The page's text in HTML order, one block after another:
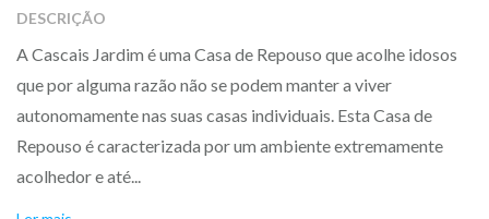
DESCRIÇÃO
A Cascais Jardim é uma Casa de Repouso que acolhe idosos
que por alguma razão não se podem manter a viver
autonomamente nas suas casas individuais. Esta Casa de
Repouso é caracterizada por um ambiente extremamente
acolhedor e até...